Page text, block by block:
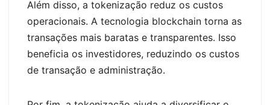
Além disso, a tokenização reduz os custos
operacionais. A tecnologia blockchain torna as
transações mais baratas e transparentes. Isso
beneficia os investidores, reduzindo os custos
de transação e administração.